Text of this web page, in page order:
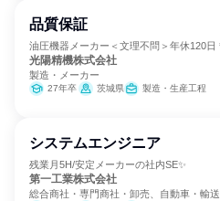
品質保証
油圧機器メーカー＜文理不問＞年休120日
光陽精機株式会社
製造・メーカー
27年卒 茨城県 製造・生産工程
システムエンジニア
残業月5H/安定メーカーの社内SE✨
第一工業株式会社
総合商社・専門商社・卸売、自動車・輸